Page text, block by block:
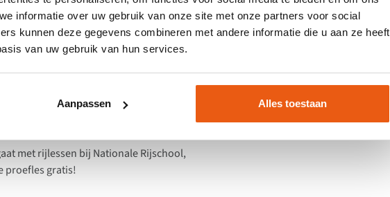
informatie over uw gebruik van onze site met onze partners voor social
kunnen deze gegevens combineren met andere informatie die u aan ze heeft
van uw gebruik van hun services.
Aanpassen Alles toestaan
halen
studie? Geen zorgen! Via Nationale
vandaag je eerste les en houd
met rijlessen bij Nationale Rijschool,
proefles gratis!